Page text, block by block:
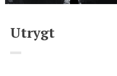
Utrygt